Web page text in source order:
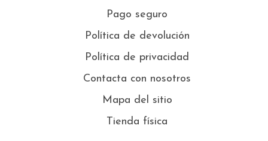
Pago seguro
Política de devolución
Política de privacidad
Contacta con nosotros
Mapa del sitio
Tienda física